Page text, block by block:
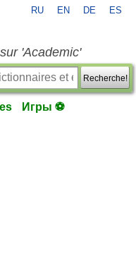
RU EN DE ES
'Academic'
Recherche!
Игры ⚽